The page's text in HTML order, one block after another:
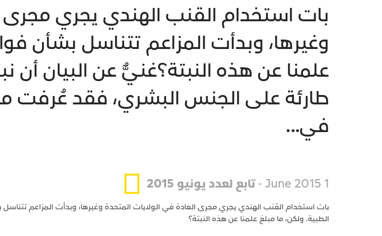
بات استخدام القنب الهندي يجري مجرى
وغيرها، وبدأت المزاعم تتناسل بشأن
علمنا عن هذه النبتة؟غنيٌّ عن البيان
طارئة على الجنس البشري، فقد عُرفت
في...
1 June 2015 - تابع لعدد يونيو 2015
بات استخدام القنب الهندي يجري مجرى العادة في الولايات المتحدة وغيرها، وبدأت المزاعم
الطبية. ولكن، ما مبلغ علمنا عن هذه النبتة؟